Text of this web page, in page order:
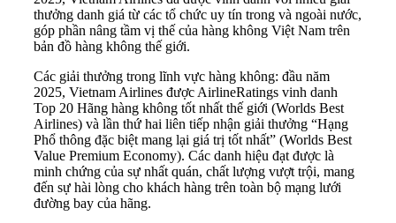
thưởng danh giá từ các tổ chức uy tín trong và ngoài nước,
góp phần nâng tầm vị thế của hàng không Việt Nam trên
bản đồ hàng không thế giới.
Các giải thưởng trong lĩnh vực hàng không: đầu năm
2025, Vietnam Airlines được AirlineRatings vinh danh
Top 20 Hãng hàng không tốt nhất thế giới (Worlds Best
Airlines) và lần thứ hai liên tiếp nhận giải thưởng “Hạng
Phổ thông đặc biệt mang lại giá trị tốt nhất” (Worlds Best
Value Premium Economy). Các danh hiệu đạt được là
minh chứng của sự nhất quán, chất lượng vượt trội, mang
đến sự hài lòng cho khách hàng trên toàn bộ mạng lưới
đường bay của hãng.